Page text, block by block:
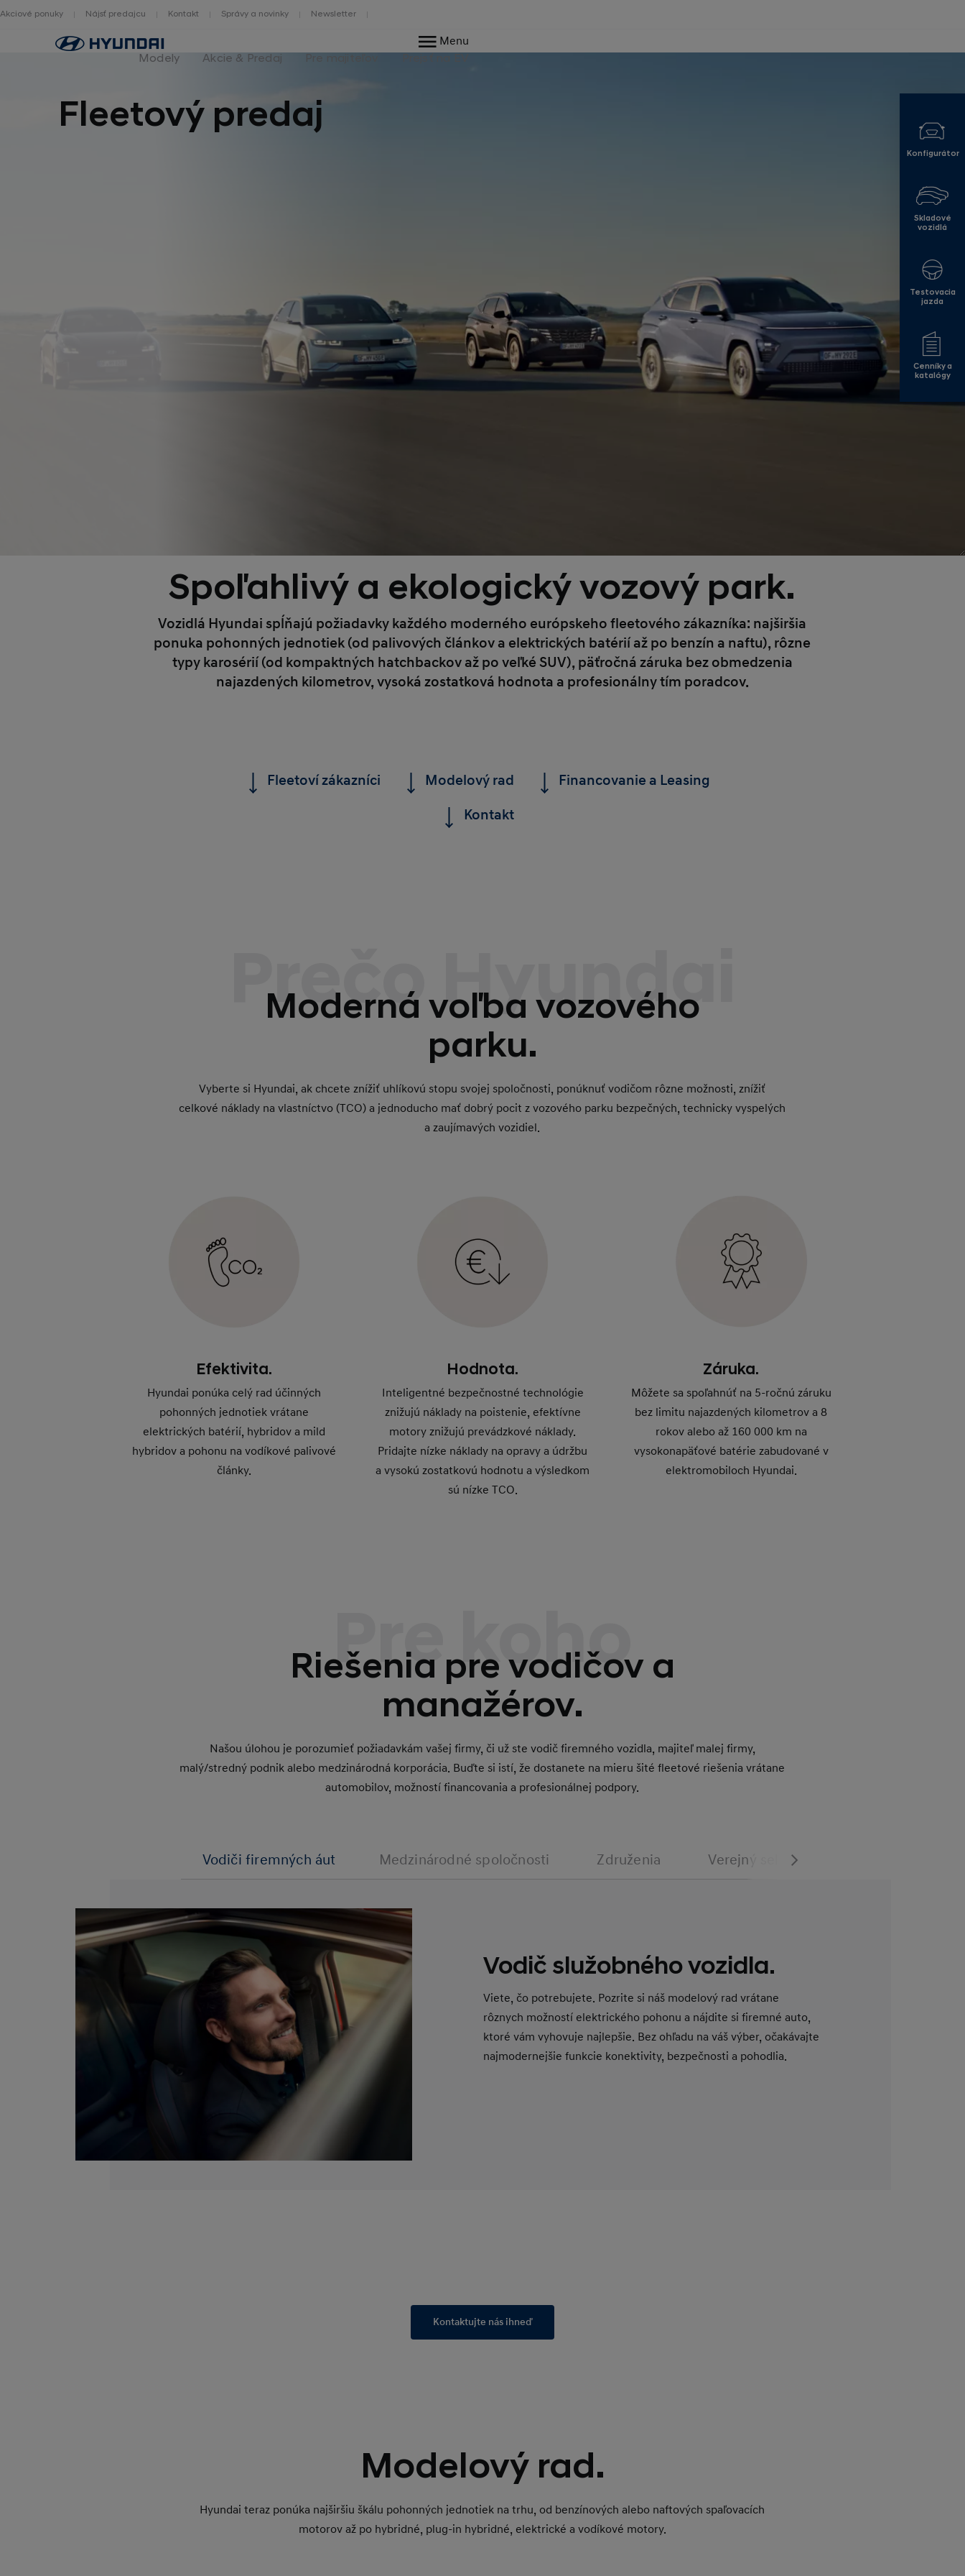
Akciové ponuky Nájsť predajcu Kontakt Správy a novinky Newsletter
Hlavná
stránka
Modely Akcie & Predaj
Menu
Fleetový predaj
Spoľahlivý a ekologický vozový park.
Vozidlá Hyundai spĺňajú požiadavky každého moderného európskeho fleetového zákazníka: najširšia
ponuka pohonných jednotiek (od palivových článkov a elektrických batérií až po benzín a naftu), rôzne
typy karosérií (od kompaktných hatchbackov až po veľké SUV), päťročná záruka bez obmedzenia
najazdených kilometrov, vysoká zostatková hodnota a profesionálny tím poradcov.
Konfigurátor
Skladové
vozidlá
Testovacia
jazda
Cenníky a
katalógy
Fleetoví zákazníci Modelový rad
Financovanie a Leasing
Kontakt
Prečo Hyundai
Moderná voľba vozového
parku.
Vyberte si Hyundai, ak chcete znížiť uhlíkovú stopu svojej spoločnosti, ponúknuť vodičom rôzne možnosti, znížiť
celkové náklady na vlastníctvo (TCO) a jednoducho mať dobrý pocit z vozového parku bezpečných, technicky vyspelých
a zaujímavých vozidiel.
Efektivita.
Hyundai ponúka celý rad účinných
pohonných jednotiek vrátane
elektrických batérií, hybridov a mild
hybridov a pohonu na vodíkové palivové
články.
Hodnota.
Inteligentné bezpečnostné technológie
znižujú náklady na poistenie, efektívne
motory znižujú prevádzkové náklady.
Pridajte nízke náklady na opravy a údržbu
a vysokú zostatkovú hodnotu a výsledkom
sú nízke TCO.
Záruka.
Môžete sa spoľahnúť na 5-ročnú záruku
bez limitu najazdených kilometrov a 8
rokov alebo až 160 000 km na
vysokonapäťové batérie zabudované v
elektromobiloch Hyundai.
Pre koho
Riešenia pre vodičov a
manažérov.
Našou úlohou je porozumieť požiadavkám vašej firmy, či už ste vodič firemného vozidla, majiteľ malej firmy,
malý/stredný podnik alebo medzinárodná korporácia. Buďte si istí, že dostanete na mieru šité fleetové riešenia vrátane
automobilov, možností financovania a profesionálnej podpory.
Vodiči firemných áut Medzinárodné spoločnosti Združenia Verejný sektor
Vodič služobného vozidla.
Viete, čo potrebujete. Pozrite si náš modelový rad vrátane
rôznych možností elektrického pohonu a nájdite si firemné auto,
ktoré vám vyhovuje najlepšie. Bez ohľadu na váš výber, očakávajte
najmodernejšie funkcie konektivity, bezpečnosti a pohodlia.
Kontaktujte nás ihneď
Modelový rad.
Hyundai teraz ponúka najširšiu škálu pohonných jednotiek na trhu, od benzínových alebo naftových spaľovacích
motorov až po hybridné, plug-in hybridné, elektrické a vodíkové motory.